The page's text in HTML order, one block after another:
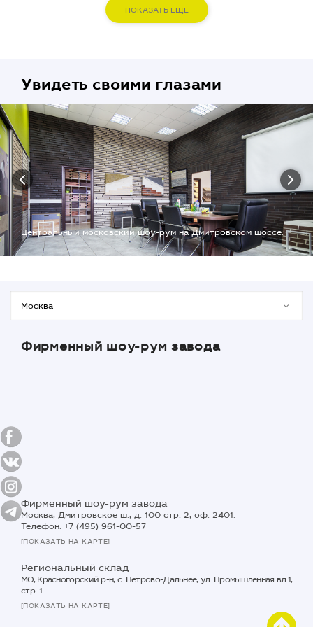
ПОКАЗАТЬ ЕЩЕ
Увидеть своими глазами
Центральный московский шоу-рум на Дмитровском шоссе.
Фирменный шоу-рум завода
Фирменный шоу-рум завода
Москва, Дмитровское ш., д. 100 стр. 2, оф. 2401.
Телефон: +7 (495) 961-00-57
[ПОКАЗАТЬ НА КАРТЕ]
Региональный склад
МО, Красногорский р-н, с. Петрово-Дальнее, ул. Промышленная вл.1,
стр. 1
[ПОКАЗАТЬ НА КАРТЕ]